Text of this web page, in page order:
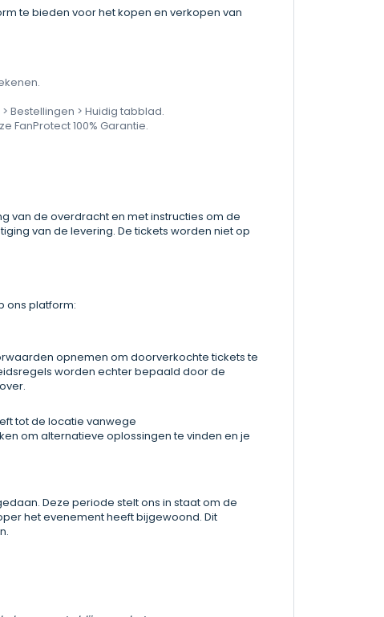
te bieden voor het kopen en verkopen van
Bestellingen > Huidig tabblad.
FanProtect 100% Garantie.
van de overdracht en met instructies om de
van de levering. De tickets worden niet op
ons platform:
opnemen om doorverkochte tickets te
worden echter bepaald door de
tot de locatie vanwege
om alternatieve oplossingen te vinden en je
Deze periode stelt ons in staat om de
het evenement heeft bijgewoond. Dit